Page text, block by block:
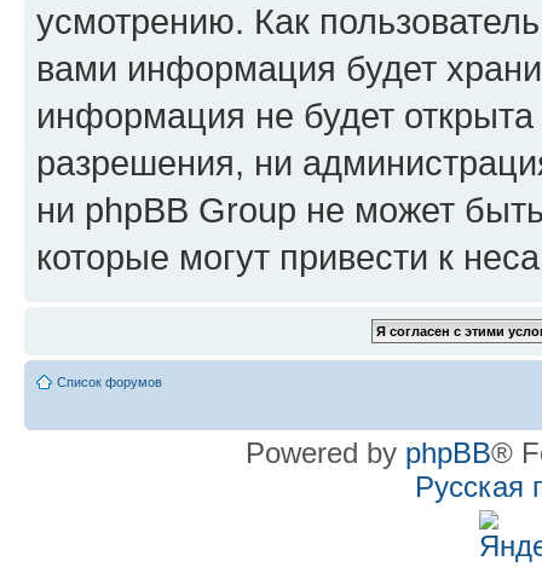
усмотрению. Как
вами информация будет
информация не будет
разрешения, ни
ни phpBB Group не может
которые могут привести к
Список форумов
Powered by phpBB®
Русская